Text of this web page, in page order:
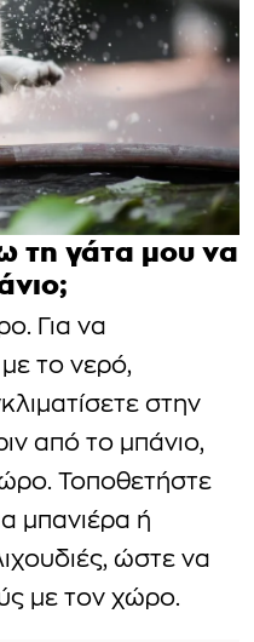
τη γάτα μου να
Για να
το νερό,
στην
από το μπάνιο,
Τοποθετήστε
μπανιέρα ή
ώστε να
με τον χώρο.